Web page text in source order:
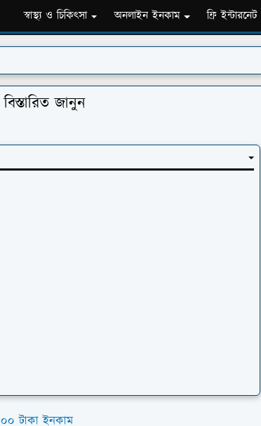
স্বাস্থ্য ও চিকিৎসা অনলাইন ইনকাম ফ্রি ইন্টারনেট
জানুন
টাকা ইনকাম